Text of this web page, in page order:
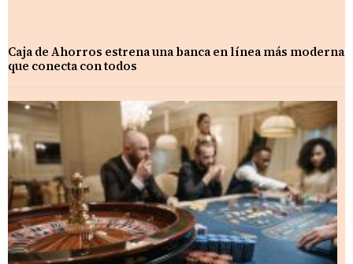
Caja de Ahorros estrena una banca en línea más moderna
que conecta con todos